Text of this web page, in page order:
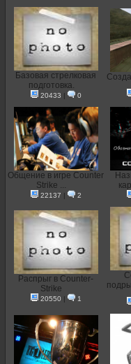
Базовая стрелковая
подготовка.
20433 | 0
Общение в игре Counter
Strike ...
22137 | 2
Распрыг в Counter-
Strike
20550 | 1